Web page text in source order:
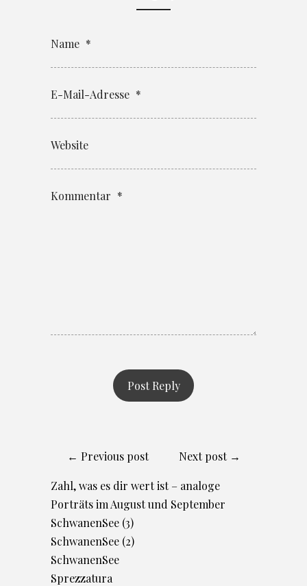
Name *
E-Mail-Adresse *
Website
Kommentar *
← Previous post Next post →
Zahl, was es dir wert ist – analoge
Porträts im August und September
SchwanenSee (3)
SchwanenSee (2)
SchwanenSee
Sprezzatura